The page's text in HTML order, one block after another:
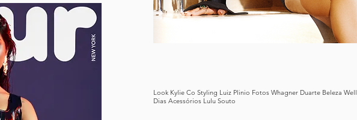
Look Kylie Co Styling Luiz Plinio Fotos Whagner Duarte Beleza Well
Dias Acessórios Lulu Souto